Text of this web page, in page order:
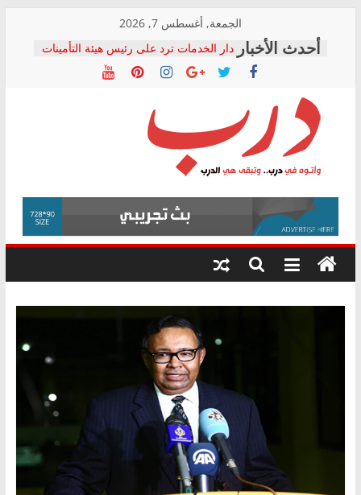
content
الجمعة, أغسطس 7, 2026
دار الخدمات ترد على رئيس هيئة التأمينات
بعد مؤتمره الصحفي: إنكار الأزمة لا ينهي
معاناة أصحاب المعاشات.. ونطالب بكشف
فرحات سليمان يكتب: القطاع الصحي إلى
أين؟
حزب التحالف الشعبي يطلق لجنة “الحق
في الصحة” بالإسكندرية لرصد الانتهاكات
ودعم المرضى
الوزاري لمدينة الصحفيين.. وانتهاء أعمال
إنشاء المبنى الإداري
المجلس القومي لحقوق الإنسان يعلن
متابعة قضية الدكتور محمد زهران.. ويؤكد:
قرينة البراءة وضمانات المحاكمة العادلة
درب
وأتوه
درب..
وتبقى
هي